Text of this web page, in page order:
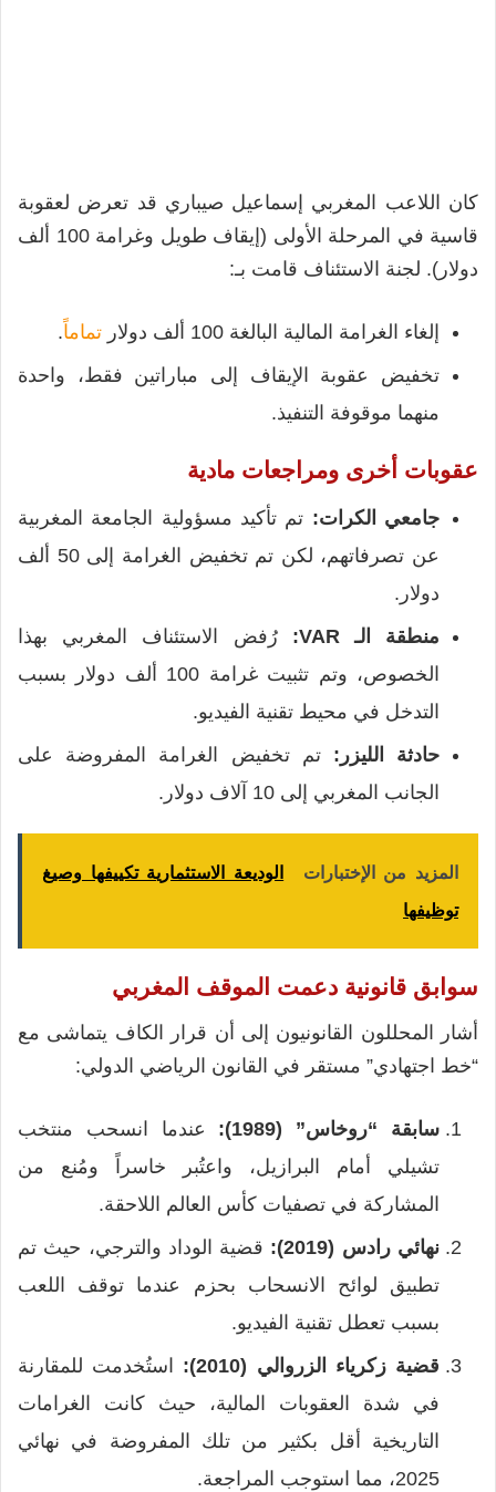
كان اللاعب المغربي إسماعيل صيباري قد تعرض لعقوبة
قاسية في المرحلة الأولى (إيقاف طويل وغرامة 100 ألف
دولار). لجنة الاستئناف قامت بـ:
إلغاء الغرامة المالية البالغة 100 ألف دولار تماماً.
تخفيض عقوبة الإيقاف إلى مباراتين فقط، واحدة
منهما موقوفة التنفيذ.
عقوبات أخرى ومراجعات مادية
جامعي الكرات: تم تأكيد مسؤولية الجامعة المغربية
عن تصرفاتهم، لكن تم تخفيض الغرامة إلى 50 ألف
دولار.
منطقة الـ VAR:
رُفض الاستئناف المغربي بهذا
الخصوص، وتم تثبيت غرامة 100 ألف دولار بسبب
التدخل في محيط تقنية الفيديو.
حادثة الليزر: تم تخفيض الغرامة المفروضة على
الجانب المغربي إلى 10 آلاف دولار.
المزيد من الإختبارات
الوديعة الاستثمارية تكييفها وصيغ
توظيفها
سوابق قانونية دعمت الموقف المغربي
أشار المحللون القانونيون إلى أن قرار الكاف يتماشى مع
“خط اجتهادي” مستقر في القانون الرياضي الدولي:
سابقة “روخاس” (1989):
عندما انسحب منتخب
تشيلي أمام البرازيل، واعتُبر خاسراً ومُنع من
المشاركة في تصفيات كأس العالم اللاحقة.
نهائي رادس (2019):
قضية الوداد والترجي، حيث تم
تطبيق لوائح الانسحاب بحزم عندما توقف اللعب
بسبب تعطل تقنية الفيديو.
قضية زكرياء الزروالي (2010):
استُخدمت للمقارنة
في شدة العقوبات المالية، حيث كانت الغرامات
التاريخية أقل بكثير من تلك المفروضة في نهائي
2025، مما استوجب المراجعة.